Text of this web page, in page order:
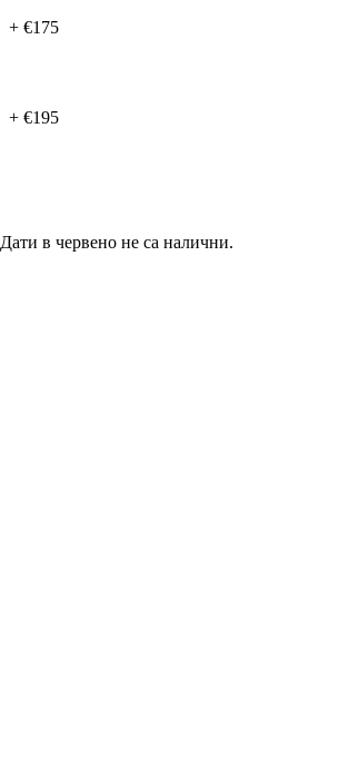
+ €175
+ €195
Дати в червено не са налични.